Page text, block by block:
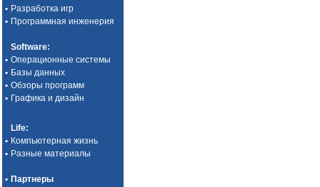
• Разработка игр
• Программная инженерия
Software:
• Операционные системы
• Базы данных
• Обзоры программ
• Графика и дизайн
Life:
• Компьютерная жизнь
• Разные материалы
• Партнеры